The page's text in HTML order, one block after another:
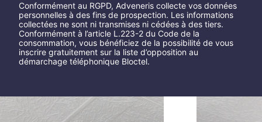
Conformément au RGPD, Adveneris collecte vos données
personnelles à des fins de prospection. Les informations
collectées ne sont ni transmises ni cédées à des tiers.
Conformément à l’article L.223-2 du Code de la
consommation, vous bénéficiez de la possibilité de vous
inscrire gratuitement sur la liste d’opposition au
démarchage téléphonique Bloctel.